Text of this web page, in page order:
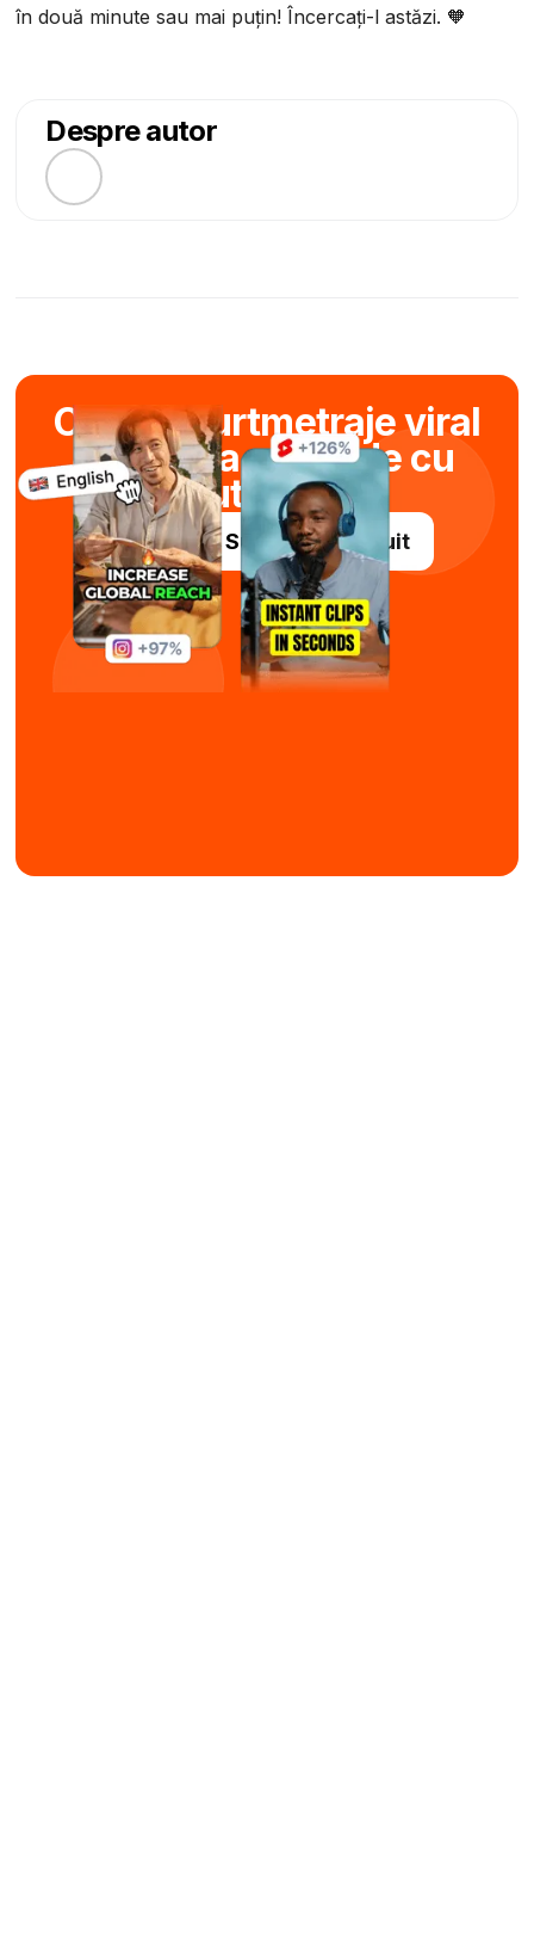
în două minute sau mai puțin! Încercați-l astăzi. 🧡
Despre autor
Creați scurtmetraje viral
în câteva secunde cu
ajutorul AI
Încercați Submagic gratuit